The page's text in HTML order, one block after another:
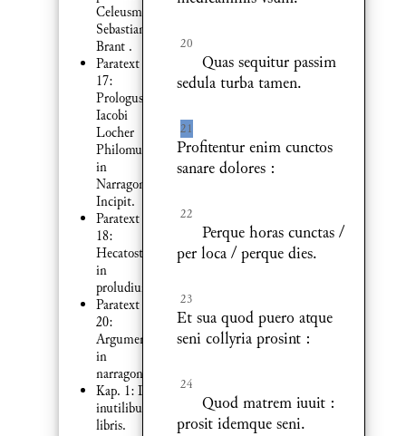
Celeusma
Sebastiani
Brant .
Paratext
17:
Prologus
Iacobi
Locher
Philomusi :
in
Narragoniam
Incipit.
Paratext
18:
Hecatostichon
in
proludium
Paratext
20:
Argumentum
in
narragoniam
Kap. 1: De
inutilibus
libris.
20
Quas sequitur passim
sedula turba tamen.
21
Profitentur enim cunctos
sanare dolores :
22
Perque horas cunctas /
per loca / perque dies.
23
Et sua quod puero atque
seni collyria prosint :
24
Quod matrem iuuit :
prosit idemque seni.